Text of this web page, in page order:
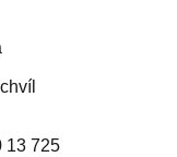
13 725